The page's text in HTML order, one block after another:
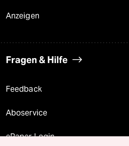
Anzeigen
Fragen & Hilfe
Feedback
Aboservice
ePaper Login